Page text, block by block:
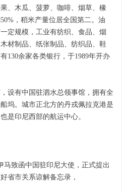
、木瓜、菠萝、咖啡、烟草、橡
，稻米产量位居全国第二。油
定规模，工业有纺织、食品、烟
材制品、纸张制品、纺织品、鞋
130余家各类银行，于1989年开办
设有中国驻泗水总领事馆，拥有全
坞。城市正北方的丹戎佩拉克港是
是印尼西部的航运中心。
马致函中国驻印尼大使，正式提出
省市关系谅解备忘录，